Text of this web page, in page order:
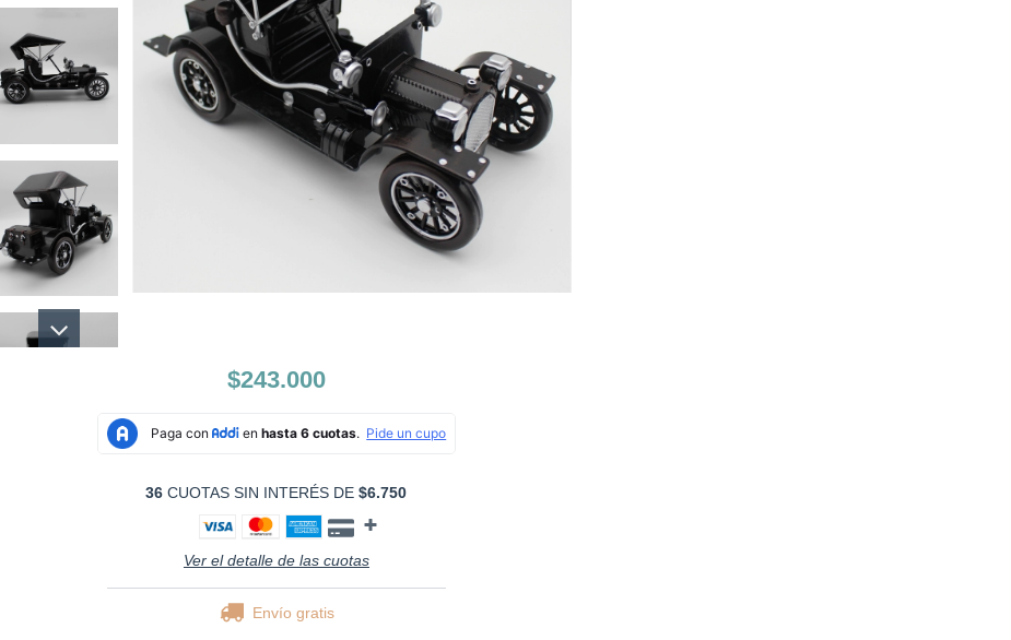
$243.000
36 CUOTAS SIN INTERÉS DE$6.750
Ver el detalle de las cuotas
Envío gratis